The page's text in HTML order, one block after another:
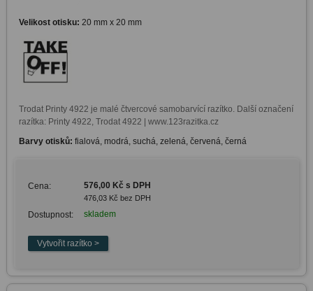
Velikost otisku: 20 mm x 20 mm
Trodat Printy 4922 je malé čtvercové samobarvící razítko. Další označení
razítka: Printy 4922, Trodat 4922 | www.123razitka.cz
Barvy otisků: fialová, modrá, suchá, zelená, červená, černá
Cena: 576,00 Kč s DPH
476,03 Kč bez DPH
Dostupnost: skladem